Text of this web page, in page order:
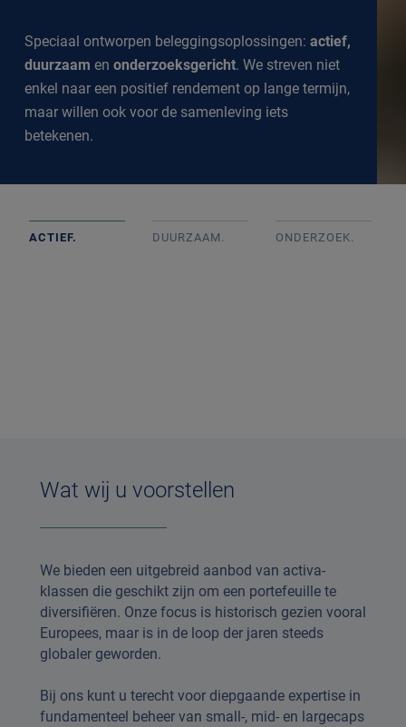
Speciaal ontworpen beleggingsoplossingen: actief,
duurzaam en onderzoeksgericht. We streven niet
enkel naar een positief rendement op lange termijn,
maar willen ook voor de samenleving iets
betekenen.
ACTIEF. DUURZAAM. ONDERZOEK.
Wat wij u voorstellen
We bieden een uitgebreid aanbod van activa-
klassen die geschikt zijn om een portefeuille te
diversifiëren. Onze focus is historisch gezien vooral
Europees, maar is in de loop der jaren steeds
globaler geworden.
Bij ons kunt u terecht voor diepgaande expertise in
fundamenteel beheer van small-, mid- en largecaps